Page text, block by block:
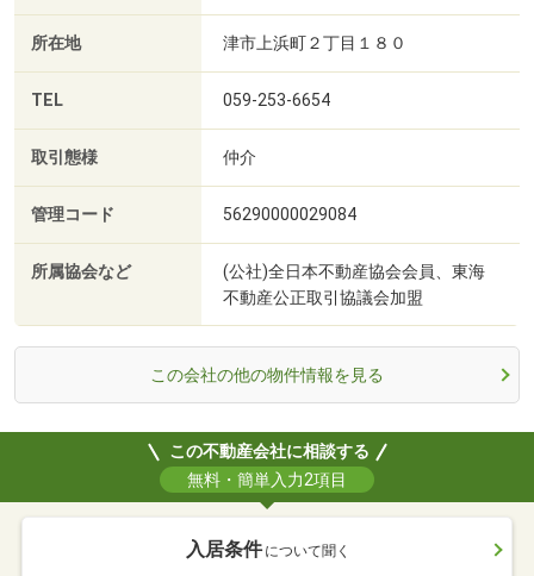
所在地 津市上浜町２丁目１８０
TEL 059-253-6654
取引態様 仲介
管理コード 56290000029084
所属協会など
(公社)全日本不動産協会会員、東海
不動産公正取引協議会加盟
この会社の他の物件情報を見る
この不動産会社に相談する
無料・簡単入力2項目
入居条件 について聞く